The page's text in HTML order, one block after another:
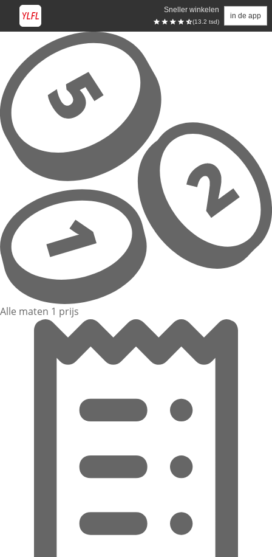
Sneller winkelen
(13.2 tsd)
in de app
Overslaan naar hoofdinhoud
Alle maten 1 prijs